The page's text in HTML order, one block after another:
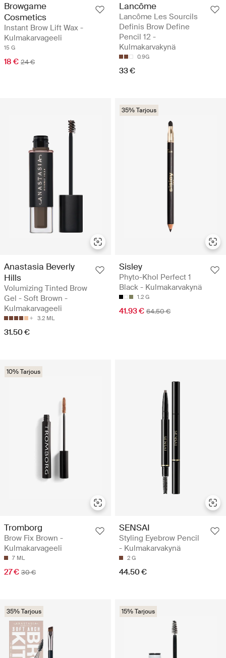
Browgame
Cosmetics
Instant Brow Lift Wax -
Kulmakarvageeli
15 G
18 € 24 €
Lancôme
Lancôme Les Sourcils
Definis Brow Define
Pencil 12 -
Kulmakarvakynä
0.9G
33 €
Anastasia Beverly
Hills
Volumizing Tinted Brow
Gel - Soft Brown -
Kulmakarvageeli
3.2 ML
31.50 €
35% Tarjous
Sisley
Phyto-Khol Perfect 1
Black - Kulmakarvakynä
1.2 G
41.93 € 64.50 €
10% Tarjous
Tromborg
Brow Fix Brown -
Kulmakarvageeli
7 ML
27 € 30 €
SENSAI
Styling Eyebrow Pencil
- Kulmakarvakynä
2 G
44.50 €
35% Tarjous 15% Tarjous